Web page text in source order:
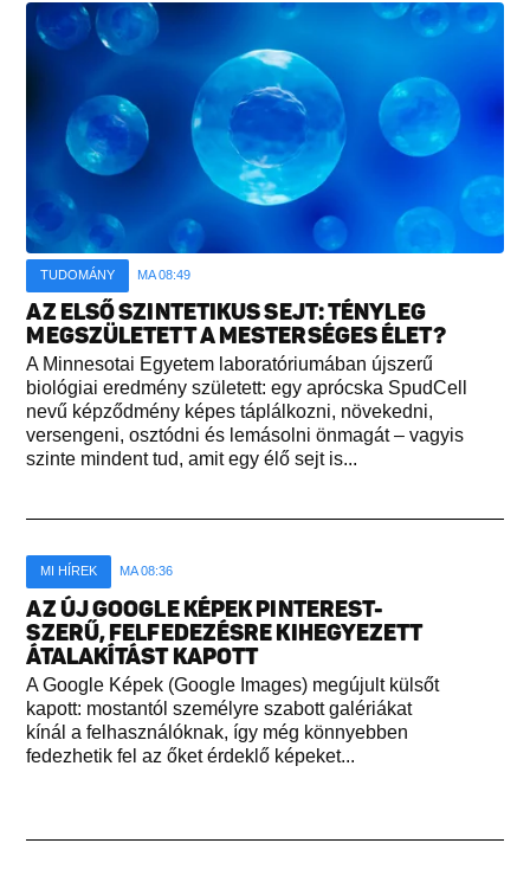
TUDOMÁNY MA 08:49
AZ ELSŐ SZINTETIKUS SEJT: TÉNYLEG
MEGSZÜLETETT A MESTERSÉGES ÉLET?
A Minnesotai Egyetem laboratóriumában újszerű
biológiai eredmény született: egy aprócska SpudCell
nevű képződmény képes táplálkozni, növekedni,
versengeni, osztódni és lemásolni önmagát – vagyis
szinte mindent tud, amit egy élő sejt is...
MI HÍREK MA 08:36
AZ ÚJ GOOGLE KÉPEK PINTEREST-
SZERŰ, FELFEDEZÉSRE KIHEGYEZETT
ÁTALAKÍTÁST KAPOTT
A Google Képek (Google Images) megújult külsőt
kapott: mostantól személyre szabott galériákat
kínál a felhasználóknak, így még könnyebben
fedezhetik fel az őket érdeklő képeket...